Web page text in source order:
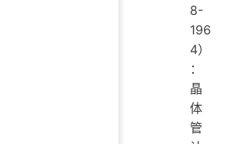
8-
196
4）
：
晶
体
管